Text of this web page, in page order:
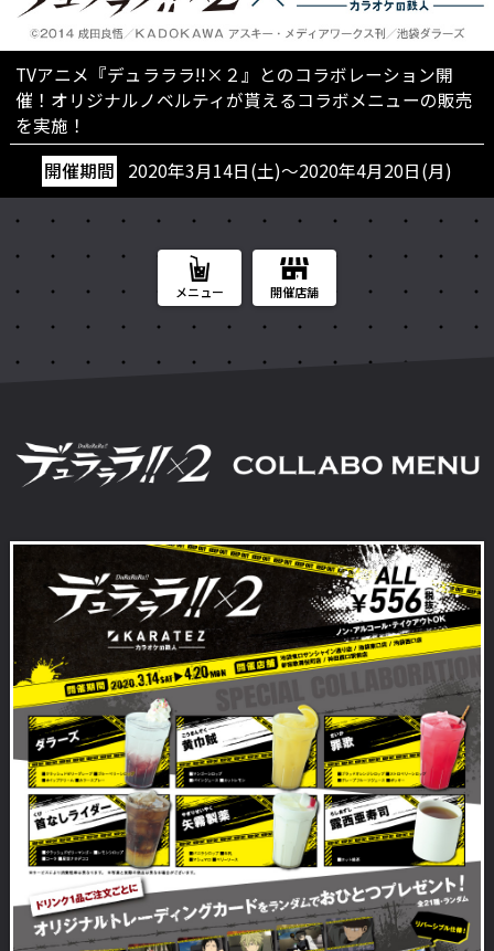
TVアニメ『デュラララ!!×２』とのコラボレーション開
催！ オリジナルノベルティが貰えるコラボメニューの販売
を実施！
開催期間
2020年3月14日(土)～2020年4月20日(月)
メニュー 開催店舗